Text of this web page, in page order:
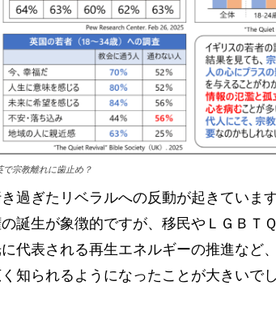
で宗教離れに歯止め？
過ぎたリベラルへの反動が起きています
の誕生が象徴的ですが、移民やＬＧＢＴ
代表される再生エネルギーの推進など
知られるようになったことが大きいでし